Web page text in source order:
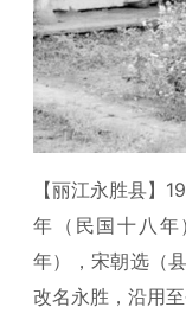
【丽江永胜县】
年（民国十八
年），宋朝选（
改名永胜，沿用至